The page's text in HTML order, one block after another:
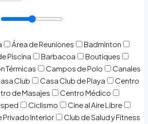
Área de Reuniones
Badminton
Piscina Barbacoa
Boutiques
Térmicas
Campos de Polo
Canales
Club Casa Club de Playa
Centro
de Masajes
Centro Médico
Ciclismo
Cine al Aire Libre
Privado Interior
Club de Salud y Fitness